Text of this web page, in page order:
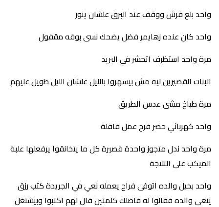
واحد بلع قرش ووقف عند البرق علشان ينور
واحد كان عنده زهايمر فضل يضحك نسى بوقه مقفول
مرة واحد استظرف اتحشر في البريد
البنات القصيرين ليه مش بيسهروا بالليل علشان الليل طويل عليهم
مرة طباخ مشى عدس الطريق
واحد كهربائي حضر فرح عمل قافلة
مرة واحد ندل متجوز واحدة قصيرة كل ما يتخانقوا يرفعلها علبة
الميكب على التلاجة
واحد بخيل والده اتوفى فراح يعمله نعي في الجريدة كتب رزق
ينعى والده فقالوا له فاضلك كلمتين قال لهم اكتبوا وبيشتغل